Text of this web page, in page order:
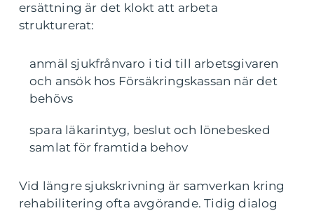
ersättning är det klokt att arbeta
strukturerat:
anmäl sjukfrånvaro i tid till arbetsgivaren
och ansök hos Försäkringskassan när det
behövs
spara läkarintyg, beslut och lönebesked
samlat för framtida behov
Vid längre sjukskrivning är samverkan kring
rehabilitering ofta avgörande. Tidig dialog